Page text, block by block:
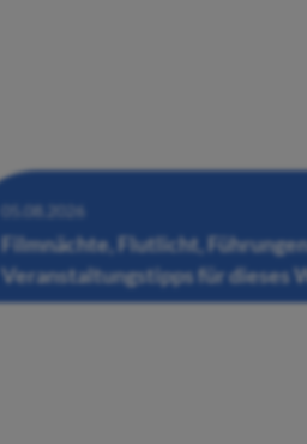
05.08.2026
Filmnächte, Flutlicht, Führungen
Veranstaltungstipps für dieses